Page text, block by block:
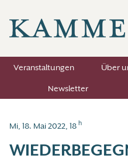
Veranstaltungen Über
Newsletter
Mi, 18. Mai 2022, 18 h